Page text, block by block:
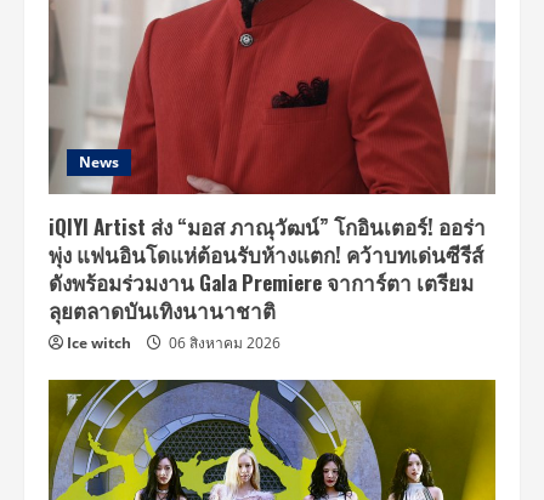
News
iQIYI Artist ส่ง “มอส ภาณุวัฒน์” โกอินเตอร์! ออร่า
พุ่ง แฟนอินโดแห่ต้อนรับห้างแตก! คว้าบทเด่นซีรีส์
ดังพร้อมร่วมงาน Gala Premiere จาการ์ตา เตรียม
ลุยตลาดบันเทิงนานาชาติ
Ice witch 06 สิงหาคม 2026